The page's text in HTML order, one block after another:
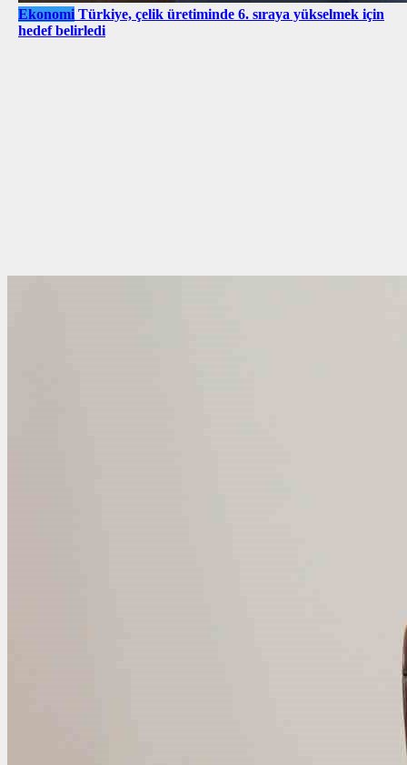
Ekonomi Türkiye, çelik üretiminde 6. sıraya yükselmek için
hedef belirledi